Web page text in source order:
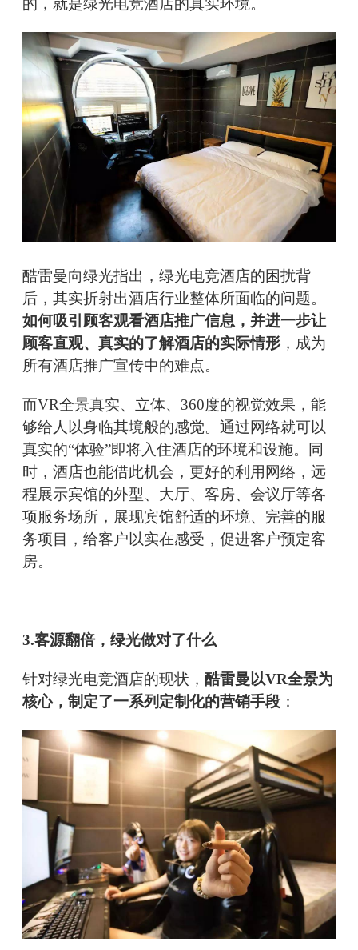
的，就是绿光电竞酒店的真实环境。
酷雷曼向绿光指出，绿光电竞酒店的困扰背
后，其实折射出酒店行业整体所面临的问题。
如何吸引顾客观看酒店推广信息，并进一步让
顾客直观、真实的了解酒店的实际情形 ，成为
所有酒店推广宣传中的难点。
而VR全景真实、立体、360度的视觉效果，能
够给人以身临其境般的感觉。通过网络就可以
真实的“体验”即将入住酒店的环境和设施。同
时，酒店也能借此机会，更好的利用网络，远
程展示宾馆的外型、大厅、客房、会议厅等各
项服务场所，展现宾馆舒适的环境、完善的服
务项目，给客户以实在感受，促进客户预定客
房。
3.客源翻倍，绿光做对了什么
针对绿光电竞酒店的现状， 酷雷曼以VR全景为
核心，制定了一系列定制化的营销手段 ：